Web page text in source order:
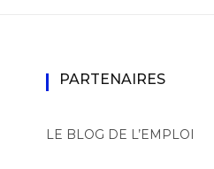
PARTENAIRES
LE BLOG DE L’EMPLOI